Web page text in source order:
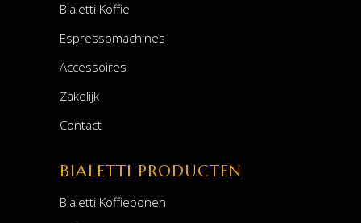
Bialetti Koffie
Espressomachines
Accessoires
Zakelijk
Contact
BIALETTI PRODUCTEN
Bialetti Koffiebonen